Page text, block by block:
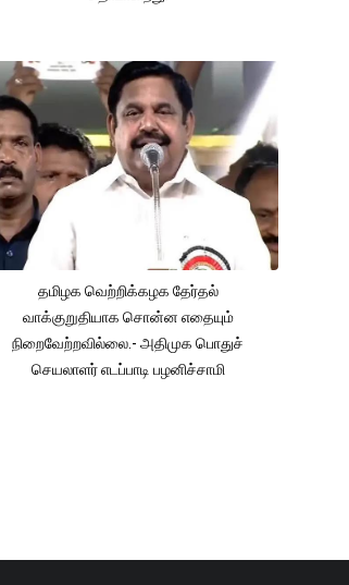
தமிழக வெற்றிக்கழக தேர்தல்
வாக்குறுதியாக சொன்ன எதையும்
நிறைவேற்றவில்லை.- அதிமுக பொதுச்
செயலாளர் எடப்பாடி பழனிச்சாமி